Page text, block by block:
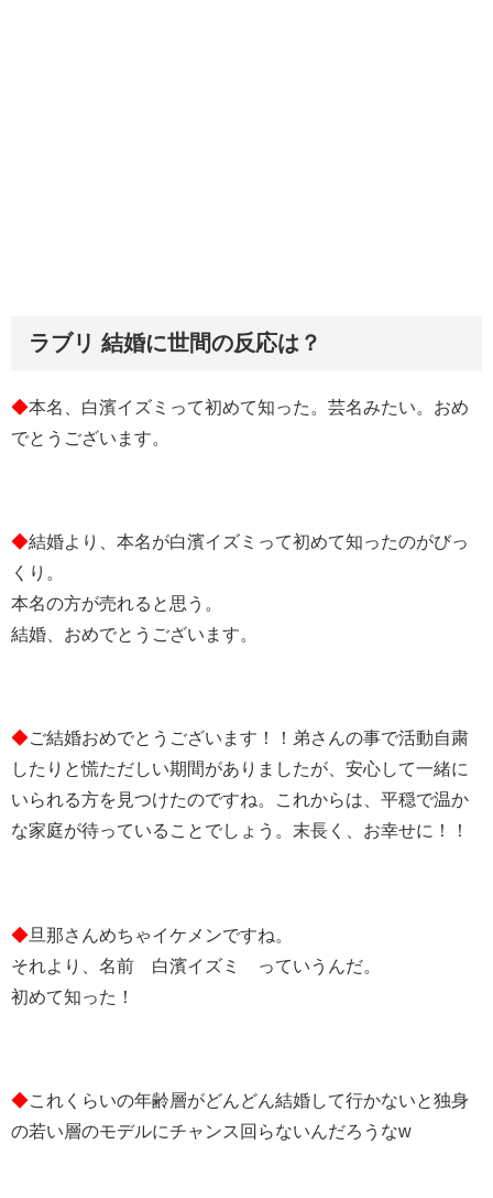
ラブリ 結婚に世間の反応は？
◆本名、白濱イズミって初めて知った。芸名みたい。おめ
でとうございます。
◆結婚より、本名が白濱イズミって初めて知ったのがびっ
くり。
本名の方が売れると思う。
結婚、おめでとうございます。
◆ご結婚おめでとうございます！！弟さんの事で活動自粛
したりと慌ただしい期間がありましたが、安心して一緒に
いられる方を見つけたのですね。これからは、平穏で温か
な家庭が待っていることでしょう。末長く、お幸せに！！
◆旦那さんめちゃイケメンですね。
それより、名前 白濱イズミ っていうんだ。
初めて知った！
◆これくらいの年齢層がどんどん結婚して行かないと独身
の若い層のモデルにチャンス回らないんだろうなw